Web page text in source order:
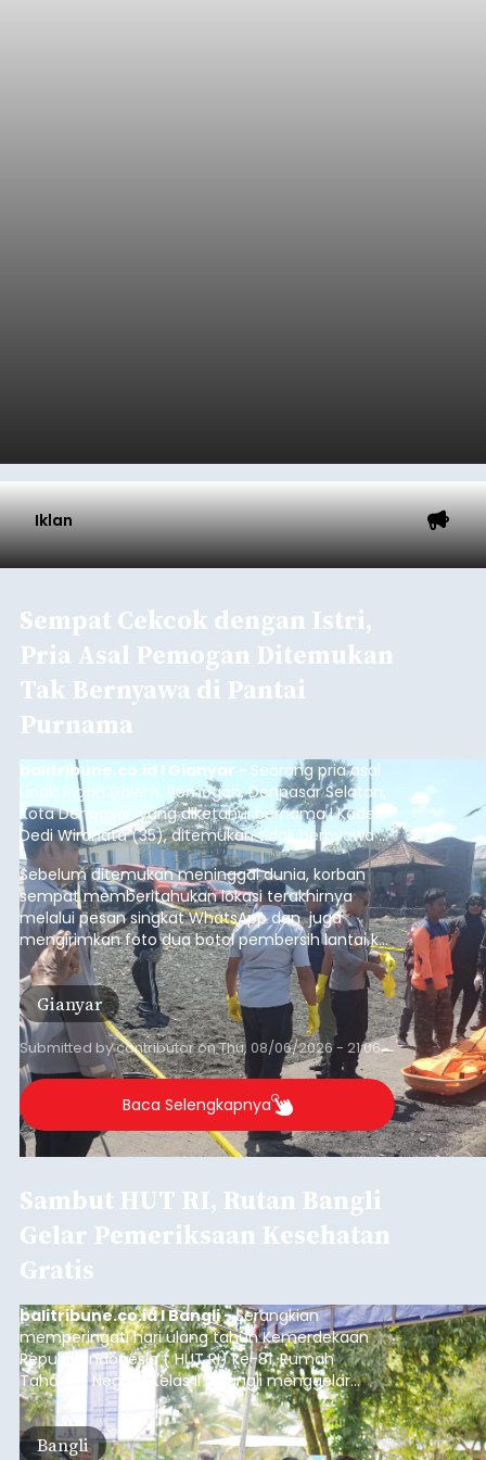
Iklan
Sempat Cekcok dengan Istri,
Pria Asal Pemogan Ditemukan
Tak Bernyawa di Pantai
Purnama
balitribune.co.id I Gianyar -Seorang pria asal
Lingkungan Dalem, Pemogan, Denpasar Selatan,